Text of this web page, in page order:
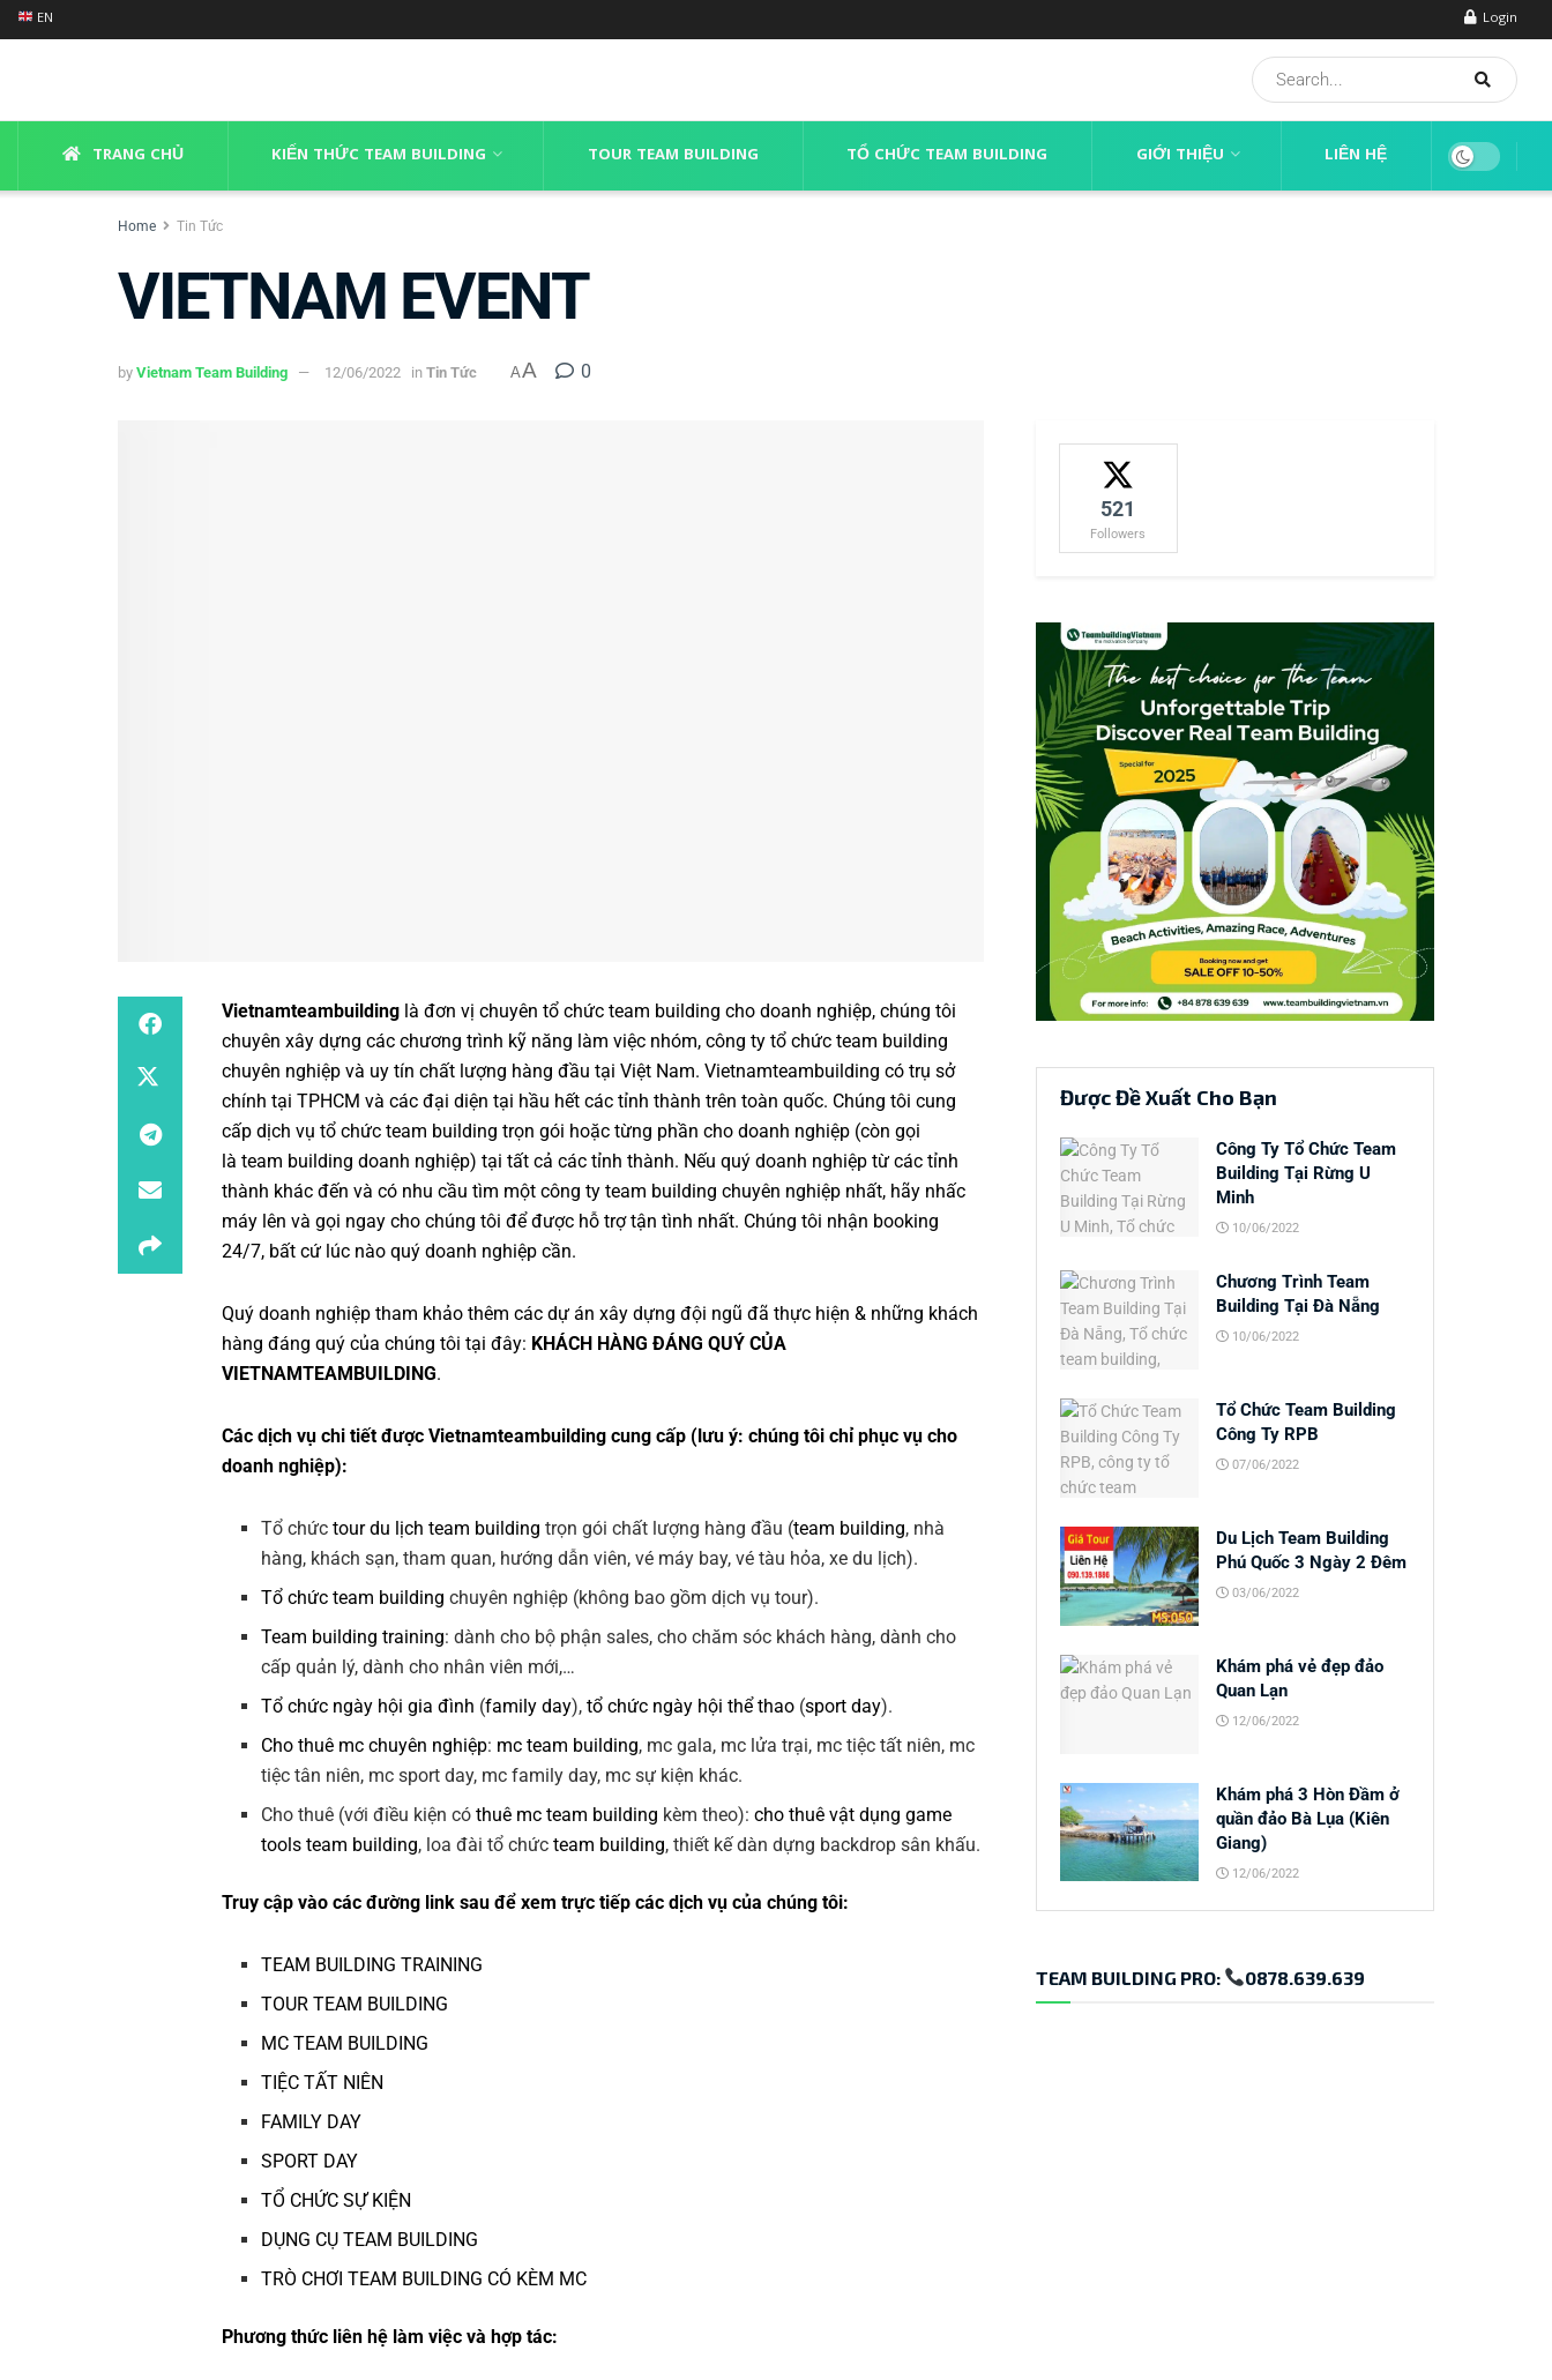
EN Login
TRANG CHỦ KIẾN THỨC TEAM BUILDING TOUR TEAM BUILDING TỔ CHỨC TEAM BUILDING GIỚI THIỆU LIÊN HỆ
Home Tin Tức
VIETNAM EVENT
by Vietnam Team Building 12/06/2022 in Tin Tức AA 0
Vietnamteambuilding là đơn vị chuyên tổ chức team building cho doanh nghiệp, chúng tôi
chuyên xây dựng các chương trình kỹ năng làm việc nhóm, công ty tổ chức team building
chuyên nghiệp và uy tín chất lượng hàng đầu tại Việt Nam. Vietnamteambuilding có trụ sở
chính tại TPHCM và các đại diện tại hầu hết các tỉnh thành trên toàn quốc. Chúng tôi cung
cấp dịch vụ tổ chức team building trọn gói hoặc từng phần cho doanh nghiệp (còn gọi
là team building doanh nghiệp) tại tất cả các tỉnh thành. Nếu quý doanh nghiệp từ các tỉnh
thành khác đến và có nhu cầu tìm một công ty team building chuyên nghiệp nhất, hãy nhấc
máy lên và gọi ngay cho chúng tôi để được hỗ trợ tận tình nhất. Chúng tôi nhận booking
24/7, bất cứ lúc nào quý doanh nghiệp cần.
Quý doanh nghiệp tham khảo thêm các dự án xây dựng đội ngũ đã thực hiện & những khách
hàng đáng quý của chúng tôi tại đây: KHÁCH HÀNG ĐÁNG QUÝ CỦA
VIETNAMTEAMBUILDING.
Các dịch vụ chi tiết được Vietnamteambuilding cung cấp (lưu ý: chúng tôi chỉ phục vụ cho
doanh nghiệp):
Tổ chứctour du lịch team building trọn gói chất lượng hàng đầu (team building, nhà
hàng, khách sạn, tham quan, hướng dẫn viên, vé máy bay, vé tàu hỏa, xe du lịch).
Tổ chức team building chuyên nghiệp (không bao gồm dịch vụ tour).
Team building training: dành cho bộ phận sales, cho chăm sóc khách hàng, dành cho
cấp quản lý, dành cho nhân viên mới,…
Tổ chức ngày hội gia đình (family day),tổ chức ngày hội thể thao (sport day).
Cho thuê mc chuyên nghiệp: mc team building, mc gala, mc lửa trại, mc tiệc tất niên, mc
tiệc tân niên, mc sport day, mc family day, mc sự kiện khác.
Cho thuê (với điều kiện cóthuê mc team building kèm theo):cho thuê vật dụng game
tools team building, loa đài tổ chứcteam building, thiết kế dàn dựng backdrop sân khấu.
Truy cập vào các đường link sau để xem trực tiếp các dịch vụ của chúng tôi:
TEAM BUILDING TRAINING
TOUR TEAM BUILDING
MC TEAM BUILDING
TIỆC TẤT NIÊN
FAMILY DAY
SPORT DAY
TỔ CHỨC SỰ KIỆN
DỤNG CỤ TEAM BUILDING
TRÒ CHƠI TEAM BUILDING CÓ KÈM MC
Phương thức liên hệ làm việc và hợp tác:
521
Followers
Được Đề Xuất Cho Bạn
Công Ty Tổ Chức Team
Building Tại Rừng U
Minh
10/06/2022
Chương Trình Team
Building Tại Đà Nẵng
10/06/2022
Tổ Chức Team Building
Công Ty RPB
07/06/2022
Du Lịch Team Building
Phú Quốc 3 Ngày 2 Đêm
03/06/2022
Khám phá vẻ đẹp đảo
Quan Lạn
12/06/2022
Khám phá 3 Hòn Đầm ở
quần đảo Bà Lụa (Kiên
Giang)
12/06/2022
TEAM BUILDING PRO: 0878.639.639